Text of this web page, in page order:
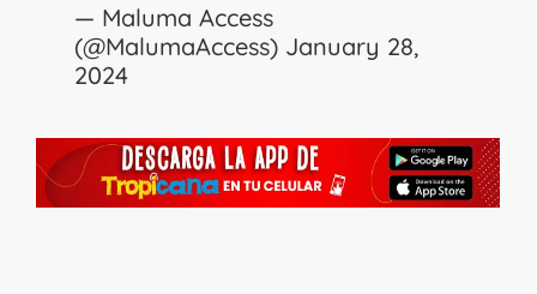
— Maluma Access
(@MalumaAccess) January 28,
2024